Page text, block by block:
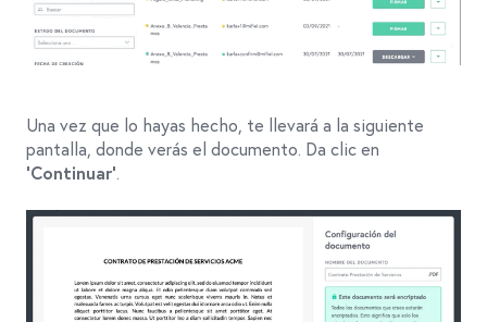
Una vez que lo hayas hecho, te llevará a la siguiente
pantalla, donde verás el documento. Da clic en
‘Continuar’.